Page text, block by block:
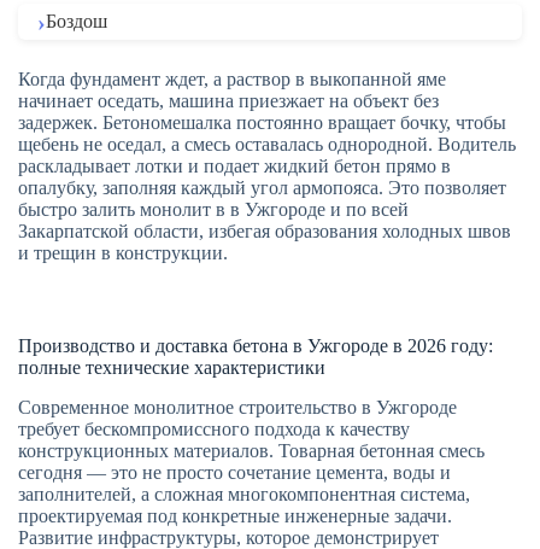
Боздош
Когда фундамент ждет, а раствор в выкопанной яме
начинает оседать, машина приезжает на объект без
задержек. Бетономешалка постоянно вращает бочку, чтобы
щебень не оседал, а смесь оставалась однородной. Водитель
раскладывает лотки и подает жидкий бетон прямо в
опалубку, заполняя каждый угол армопояса. Это позволяет
быстро залить монолит в в Ужгороде и по всей
Закарпатской области, избегая образования холодных швов
и трещин в конструкции.
Производство и доставка бетона в Ужгороде в 2026 году:
полные технические характеристики
Современное монолитное строительство в Ужгороде
требует бескомпромиссного подхода к качеству
конструкционных материалов. Товарная бетонная смесь
сегодня — это не просто сочетание цемента, воды и
заполнителей, а сложная многокомпонентная система,
проектируемая под конкретные инженерные задачи.
Развитие инфраструктуры, которое демонстрирует